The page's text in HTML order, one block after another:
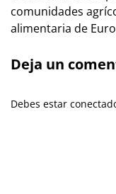
comunidades
alimentaria de
Deja un
Debes estar